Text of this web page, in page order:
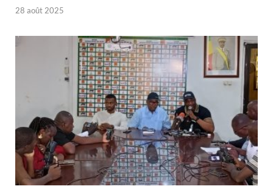
28 août 2025